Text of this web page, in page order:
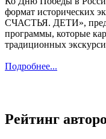
формат исторических
СЧАСТЬЯ. ДЕТИ»,
программы, которые
традиционных
Подробнее...
Рейтинг